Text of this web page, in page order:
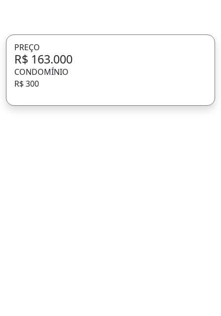
PREÇO
R$ 163.000
CONDOMÍNIO
R$ 300